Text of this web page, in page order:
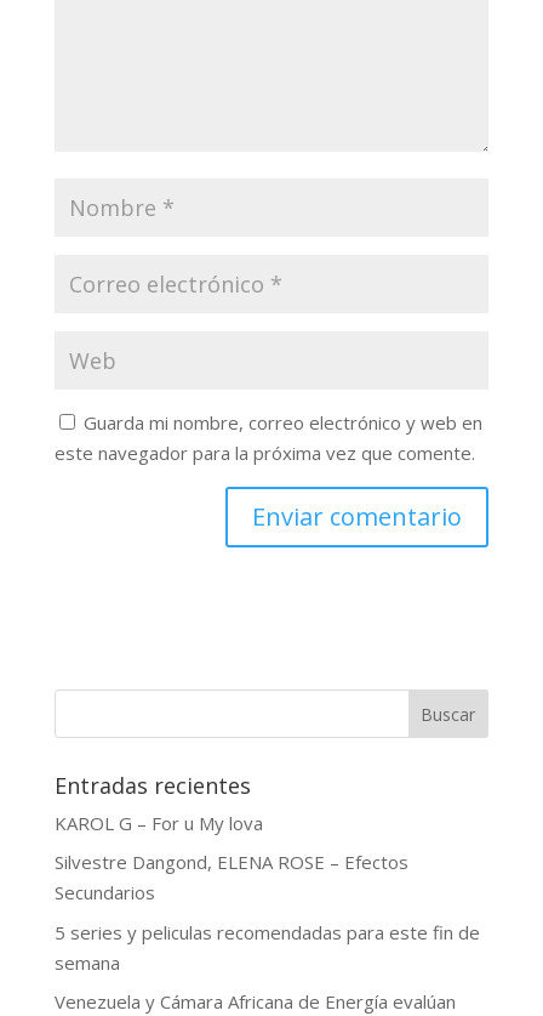
Guarda mi nombre, correo electrónico y web en
este navegador para la próxima vez que comente.
Buscar
Entradas recientes
KAROL G – For u My lova
Silvestre Dangond, ELENA ROSE – Efectos
Secundarios
5 series y peliculas recomendadas para este fin de
semana
Venezuela y Cámara Africana de Energía evalúan